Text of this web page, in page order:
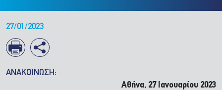
27/01/2023
ΑΝΑΚΟΙΝΩΣΗ:
Αθήνα, 27 Ιανουαρίου 2023